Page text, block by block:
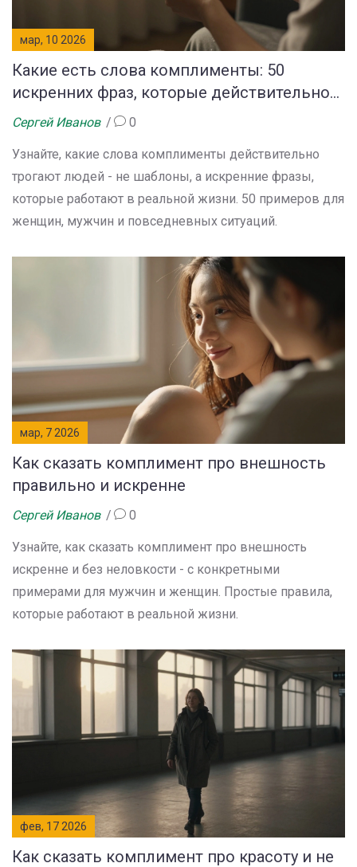
мар, 10 2026
Какие есть слова комплименты: 50
искренних фраз, которые действительно
работают
Сергей Иванов 0
Узнайте, какие слова комплименты действительно
трогают людей - не шаблоны, а искренние фразы,
которые работают в реальной жизни. 50 примеров для
женщин, мужчин и повседневных ситуаций.
мар, 7 2026
Как сказать комплимент про внешность
правильно и искренне
Сергей Иванов 0
Узнайте, как сказать комплимент про внешность
искренне и без неловкости - с конкретными
примерами для мужчин и женщин. Простые правила,
которые работают в реальной жизни.
фев, 17 2026
Как сказать комплимент про красоту и не